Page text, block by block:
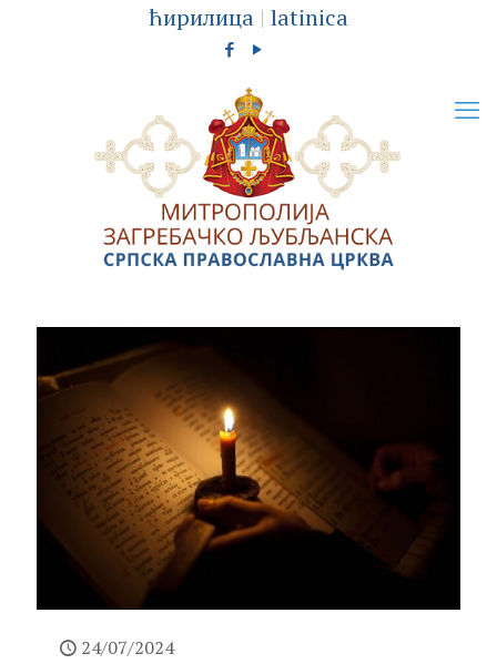
ћирилица | latinica
24/07/2024